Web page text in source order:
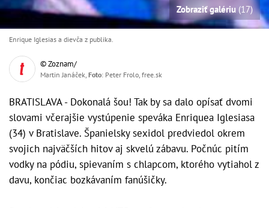
Zobraziť galériu (17)
Enrique Iglesias a dievča z publika.
© Zoznam/
Martin Janáček, Foto: Peter Frolo, free.sk
BRATISLAVA - Dokonalá šou! Tak by sa dalo opísať dvomi
slovami včerajšie vystúpenie speváka Enriquea Iglesiasa
(34) v Bratislave. Španielsky sexidol predviedol okrem
svojich najväčších hitov aj skvelú zábavu. Počnúc pitím
vodky na pódiu, spievaním s chlapcom, ktorého vytiahol z
davu, končiac bozkávaním fanúšičky.